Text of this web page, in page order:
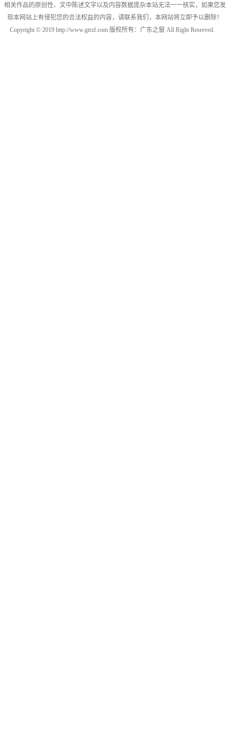
相关作品的原创性、文中陈述文字以及内容数据庞杂本站无法一一核实，如果您发
现本网站上有侵犯您的合法权益的内容，请联系我们，本网站将立即予以删除！
Copyright © 2019 http://www.gtrzf.com 版权所有：广东之窗 All Right Reserved.